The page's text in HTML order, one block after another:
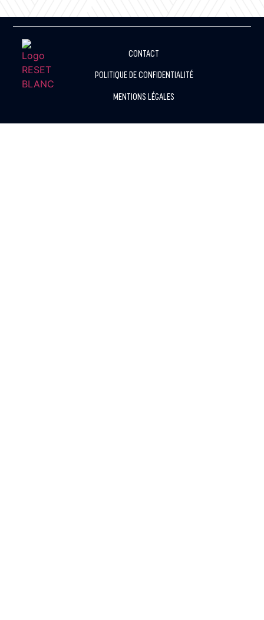
CONTACT
POLITIQUE DE CONFIDENTIALITÉ
MENTIONS LÉGALES